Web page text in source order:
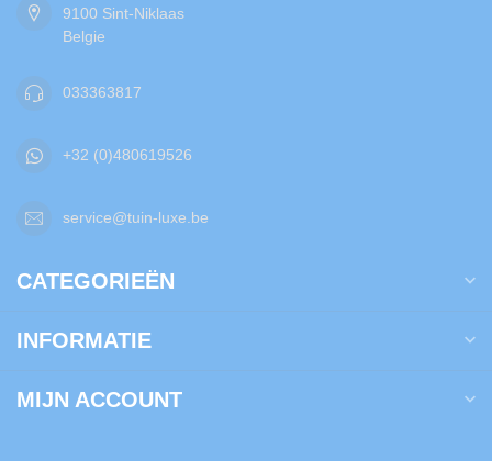
9100 Sint-Niklaas
Belgie
033363817
+32 (0)480619526
service@tuin-luxe.be
CATEGORIEËN
INFORMATIE
MIJN ACCOUNT